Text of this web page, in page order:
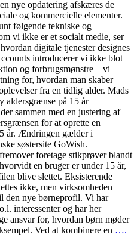
nye opdatering afskæres de
og kommercielle elementer.
følgende tekniske og
vi ikke er et socialt medie, ser
digitale tjenester designes
introducerer vi ikke blot
og forbrugsmønstre – vi
for, hvordan man skaber
fra en tidlig alder. Mads
aldersgrænse på 15 år
sammen med en justering af
for at oprette en
år. Ændringen gælder i
søstersite GoWish.
foretage stikprøver blandt
en bruger er under 15 år,
blive slettet. Eksisterende
ikke, men virksomheden
den nye børneprofil. Vi har
interessenter og har her
ansvar for, hvordan børn møder
Ved at kombinere en ….